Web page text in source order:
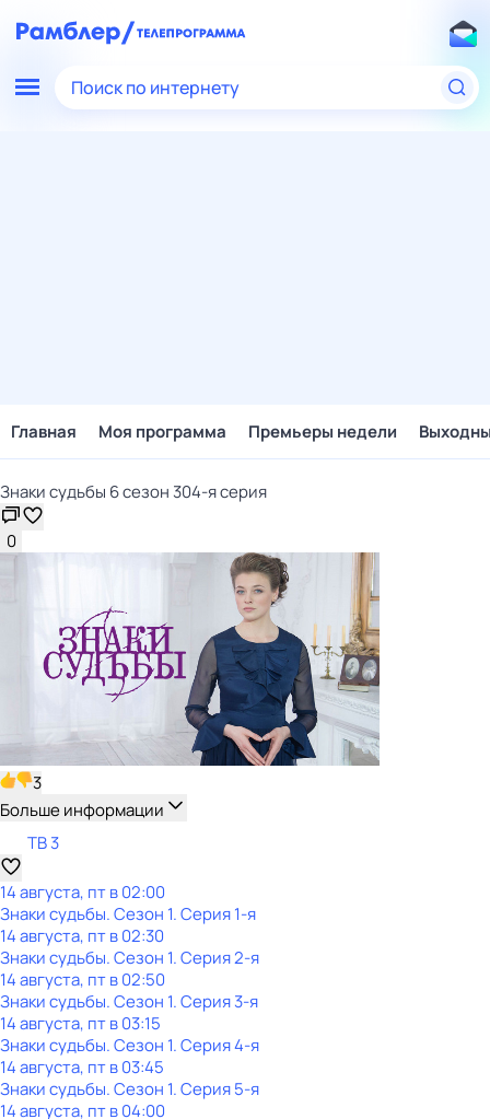
Поиск по интернету
Главная Моя программа Премьеры недели
Знаки cyдьбы 6 сезон 304-я серия
0
3
Больше информации
ТВ 3
14 августа, пт в 02:00
Знаки cyдьбы. Сезон 1. Серия 1-я
14 августа, пт в 02:30
Знаки cyдьбы. Сезон 1. Серия 2-я
14 августа, пт в 02:50
Знаки cyдьбы. Сезон 1. Серия 3-я
14 августа, пт в 03:15
Знаки cyдьбы. Сезон 1. Серия 4-я
14 августа, пт в 03:45
Знаки cyдьбы. Сезон 1. Серия 5-я
14 августа, пт в 04:00